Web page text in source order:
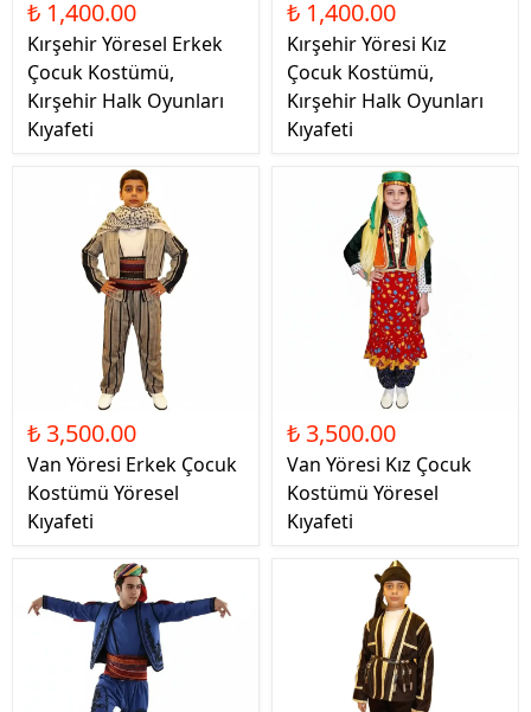
₺ 1,400.00
Kırşehir Yöresel Erkek
Çocuk Kostümü,
Kırşehir Halk Oyunları
Kıyafeti
₺ 1,400.00
Kırşehir Yöresi Kız
Çocuk Kostümü,
Kırşehir Halk Oyunları
Kıyafeti
₺ 3,500.00
Van Yöresi Erkek Çocuk
Kostümü Yöresel
Kıyafeti
₺ 3,500.00
Van Yöresi Kız Çocuk
Kostümü Yöresel
Kıyafeti